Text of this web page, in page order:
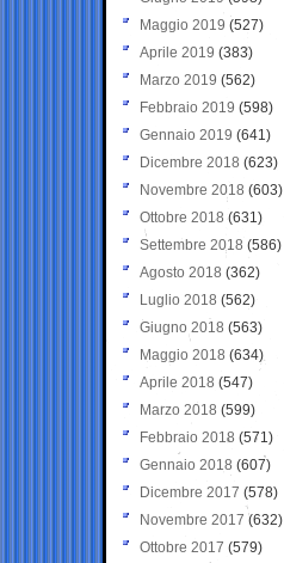
Maggio 2019 (527)
Aprile 2019 (383)
Marzo 2019 (562)
Febbraio 2019 (598)
Gennaio 2019 (641)
Dicembre 2018 (623)
Novembre 2018 (603)
Ottobre 2018 (631)
Settembre 2018 (586)
Agosto 2018 (362)
Luglio 2018 (562)
Giugno 2018 (563)
Maggio 2018 (634)
Aprile 2018 (547)
Marzo 2018 (599)
Febbraio 2018 (571)
Gennaio 2018 (607)
Dicembre 2017 (578)
Novembre 2017 (632)
Ottobre 2017 (579)